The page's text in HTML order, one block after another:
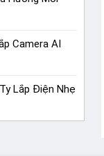
Camera AI
Lắp Điện Nhẹ